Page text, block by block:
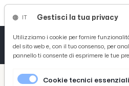
/ Picenotime
Gestisci la tua privacy
Utilizziamo i cookie per fornire
del sito web e, con il tuo consenso, per
pannello ti consente di esprimere le tue
Cookie tecnici essenziali
Tutto News
Tutto Sport
Tutto Curiosità